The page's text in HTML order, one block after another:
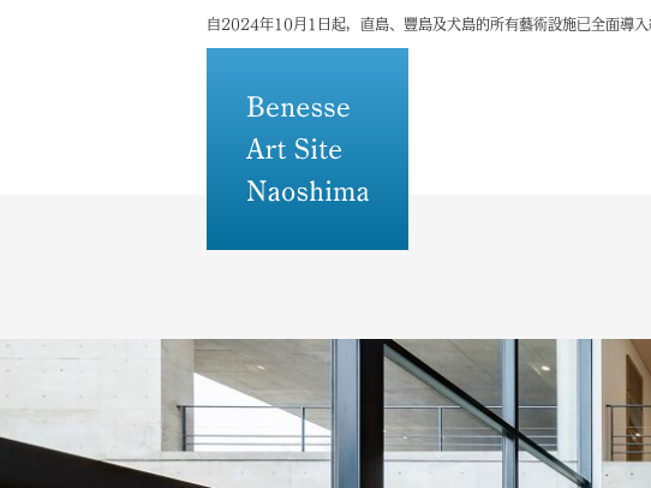
自2024年10月1日起，直島、豐島及犬島的所有藝術設施已全面導入